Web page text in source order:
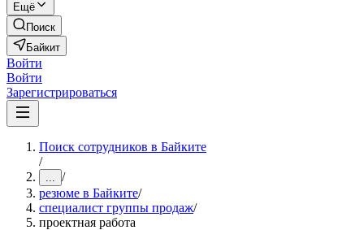
Ещё
Поиск
Байкит
Войти
Войти
Зарегистрироваться
Поиск сотрудников в Байките
/
... /
резюме в Байките/
специалист группы продаж/
проектная работа